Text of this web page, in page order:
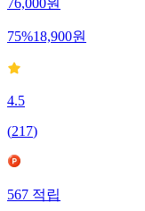
76,000원
75%18,900원
4.5
(217)
567적립